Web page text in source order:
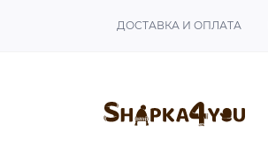
ДОСТАВКА И ОПЛАТА